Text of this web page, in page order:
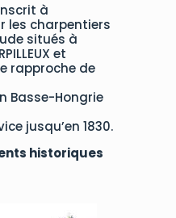
à
les charpentiers
situés à
et
rapproche de
Basse-Hongrie
jusqu’en 1830.
historiques